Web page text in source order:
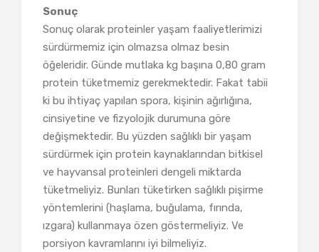
Sonuç
Sonuç olarak proteinler yaşam faaliyetlerimizi
sürdürmemiz için olmazsa olmaz besin
öğeleridir. Günde mutlaka kg başına 0,80 gram
protein tüketmemiz gerekmektedir. Fakat tabii
ki bu ihtiyaç yapılan spora, kişinin ağırlığına,
cinsiyetine ve fizyolojik durumuna göre
değişmektedir. Bu yüzden sağlıklı bir yaşam
sürdürmek için protein kaynaklarından bitkisel
ve hayvansal proteinleri dengeli miktarda
tüketmeliyiz. Bunları tüketirken sağlıklı pişirme
yöntemlerini (haşlama, buğulama, fırında,
ızgara) kullanmaya özen göstermeliyiz. Ve
porsiyon kavramlarını iyi bilmeliyiz.